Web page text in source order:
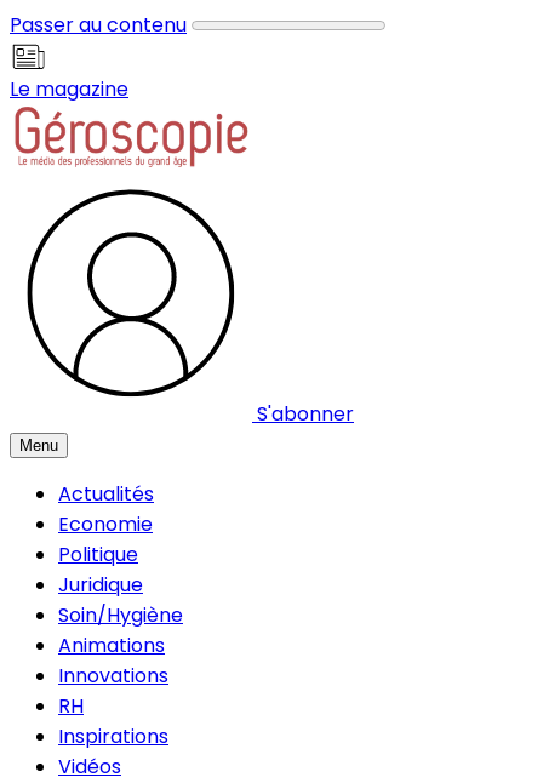
Passer au contenu
Le magazine
S'abonner
Menu
Actualités
Economie
Politique
Juridique
Soin/Hygiène
Animations
Innovations
RH
Inspirations
Vidéos
Panneau de gestion des cookies